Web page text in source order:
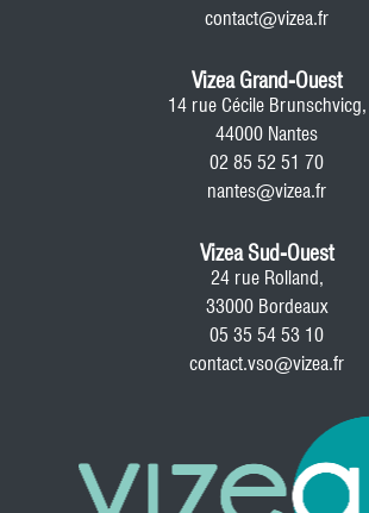
contact@vizea.fr
Vizea Grand-Ouest
14 rue Cécile Brunschvicg,
44000 Nantes
02 85 52 51 70
nantes@vizea.fr
Vizea Sud-Ouest
24 rue Rolland,
33000 Bordeaux
05 35 54 53 10
contact.vso@vizea.fr